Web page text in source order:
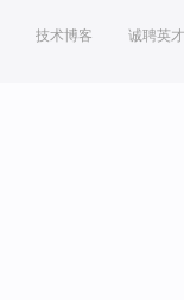
技术博客 诚聘英才